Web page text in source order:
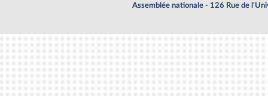
Assemblée nationale - 126 Rue de